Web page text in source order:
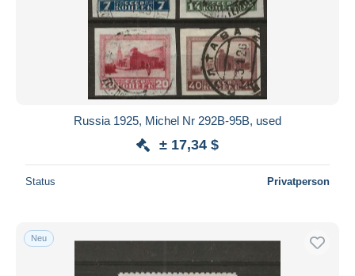
Russia 1925, Michel Nr 292B-95B, used
± 17,34 $
Status Privatperson
Neu